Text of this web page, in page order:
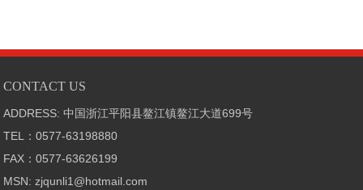
CONTACT US
ADDRESS: 中国浙江平阳县鳌江镇鳌江大道699号
TEL：0577-63198880
FAX：0577-63626199
MSN: zjqunli1@hotmail.com